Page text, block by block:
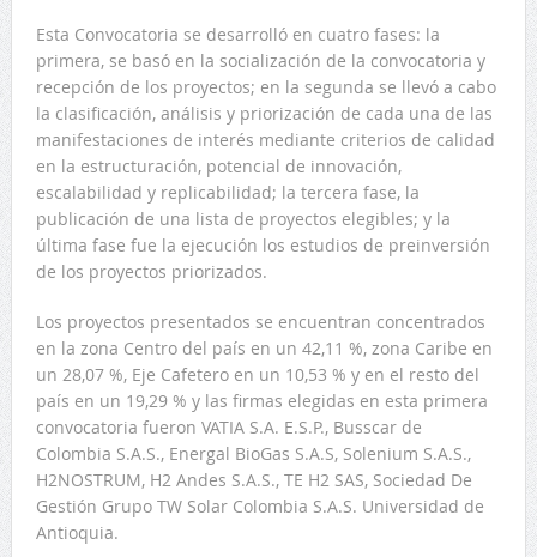
Esta Convocatoria se desarrolló en cuatro fases: la
primera, se basó en la socialización de la convocatoria y
recepción de los proyectos; en la segunda se llevó a cabo
la clasificación, análisis y priorización de cada una de las
manifestaciones de interés mediante criterios de calidad
en la estructuración, potencial de innovación,
escalabilidad y replicabilidad; la tercera fase, la
publicación de una lista de proyectos elegibles; y la
última fase fue la ejecución los estudios de preinversión
de los proyectos priorizados.
Los proyectos presentados se encuentran concentrados
en la zona Centro del país en un 42,11 %, zona Caribe en
un 28,07 %, Eje Cafetero en un 10,53 % y en el resto del
país en un 19,29 % y las firmas elegidas en esta primera
convocatoria fueron VATIA S.A. E.S.P., Busscar de
Colombia S.A.S., Energal BioGas S.A.S, Solenium S.A.S.,
H2NOSTRUM, H2 Andes S.A.S., TE H2 SAS, Sociedad De
Gestión Grupo TW Solar Colombia S.A.S. Universidad de
Antioquia.